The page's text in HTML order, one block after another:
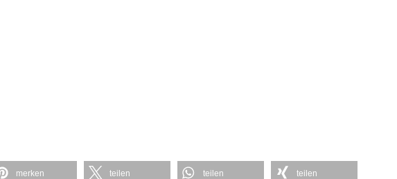
merken teilen teilen teilen